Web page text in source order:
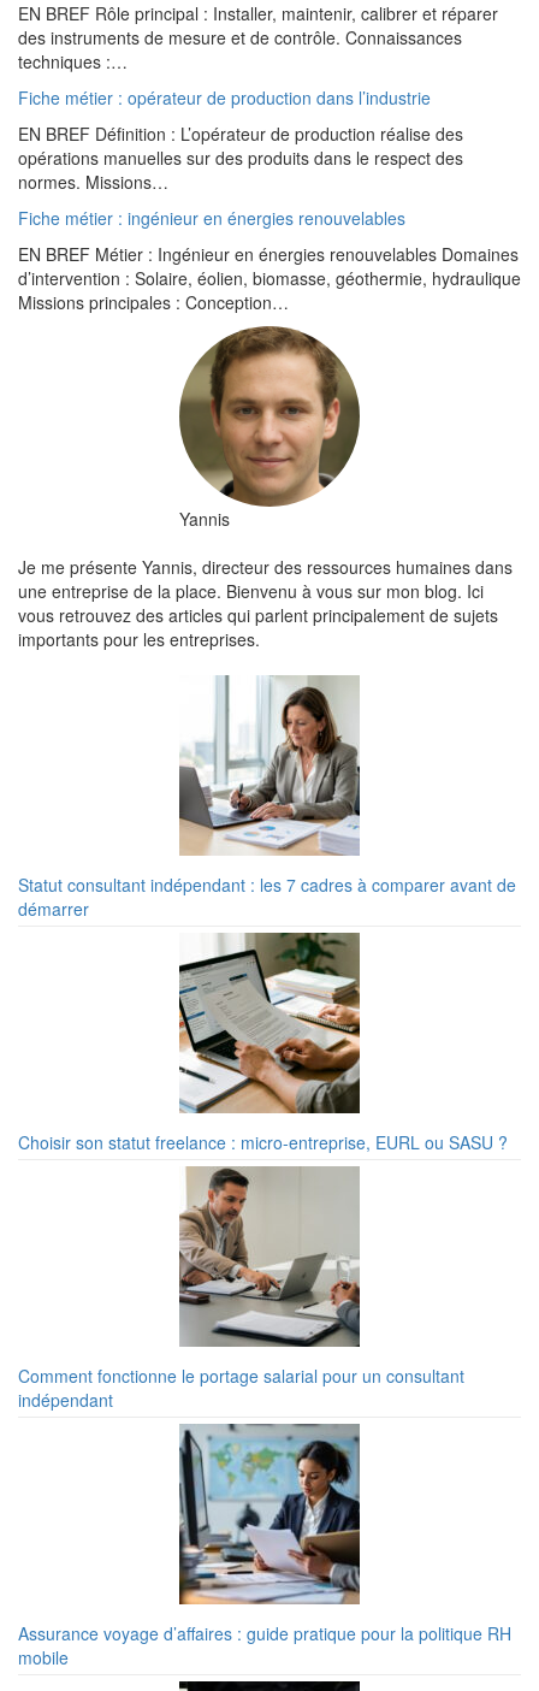
EN BREF Rôle principal : Installer, maintenir, calibrer et réparer
des instruments de mesure et de contrôle. Connaissances
techniques :…
Fiche métier : opérateur de production dans l’industrie
EN BREF Définition : L’opérateur de production réalise des
opérations manuelles sur des produits dans le respect des
normes. Missions…
Fiche métier : ingénieur en énergies renouvelables
EN BREF Métier : Ingénieur en énergies renouvelables Domaines
d’intervention : Solaire, éolien, biomasse, géothermie, hydraulique
Missions principales : Conception…
Yannis
Je me présente Yannis, directeur des ressources humaines dans
une entreprise de la place. Bienvenu à vous sur mon blog. Ici
vous retrouvez des articles qui parlent principalement de sujets
importants pour les entreprises.
Statut consultant indépendant : les 7 cadres à comparer avant de
démarrer
Choisir son statut freelance : micro-entreprise, EURL ou SASU ?
Comment fonctionne le portage salarial pour un consultant
indépendant
Assurance voyage d’affaires : guide pratique pour la politique RH
mobile